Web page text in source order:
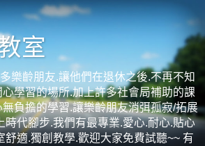
室
樂齡朋友.讓他們在退休之後.不再不知
學習的場所.加上許多社會局補助的課
負擔的學習.讓樂齡朋友消弭孤寂/拓展
時代腳步.我們有最專業.愛心.耐心.貼心
舒適.獨創教學.歡迎大家免費試聽~~ 有